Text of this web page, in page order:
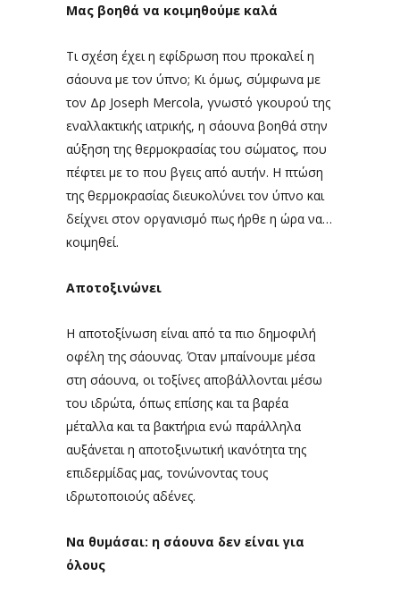
Μας βοηθά να κοιμηθούμε καλά
Τι σχέση έχει η εφίδρωση που προκαλεί η
σάουνα με τον ύπνο; Κι όμως, σύμφωνα με
τον Δρ Joseph Mercola, γνωστό γκουρού της
εναλλακτικής ιατρικής, η σάουνα βοηθά στην
αύξηση της θερμοκρασίας του σώματος, που
πέφτει με το που βγεις από αυτήν. Η πτώση
της θερμοκρασίας διευκολύνει τον ύπνο και
δείχνει στον οργανισμό πως ήρθε η ώρα να…
κοιμηθεί.
Αποτοξινώνει
Η αποτοξίνωση είναι από τα πιο δημοφιλή
οφέλη της σάουνας. Όταν μπαίνουμε μέσα
στη σάουνα, οι τοξίνες αποβάλλονται μέσω
του ιδρώτα, όπως επίσης και τα βαρέα
μέταλλα και τα βακτήρια ενώ παράλληλα
αυξάνεται η αποτοξινωτική ικανότητα της
επιδερμίδας μας, τονώνοντας τους
ιδρωτοποιούς αδένες.
Να θυμάσαι: η σάουνα δεν είναι για
όλους